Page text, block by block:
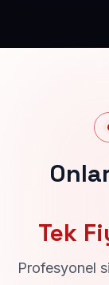
Tek
Profesyonel